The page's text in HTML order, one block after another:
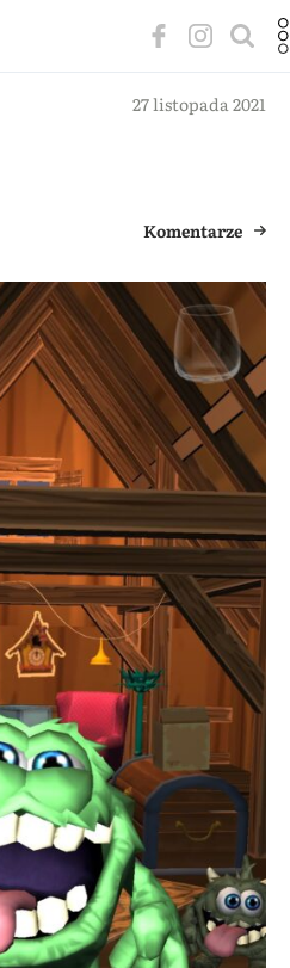
27 listopada 2021
Komentarze